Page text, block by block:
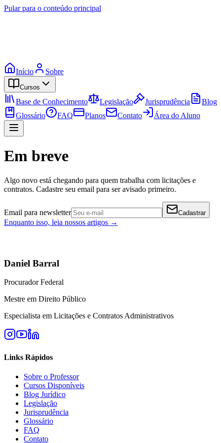
Pular para o conteúdo principal
Início Sobre
Cursos
Base de Conhecimento Legislação Jurisprudência
Blog
Glossário
FAQ Planos Contato Área do Aluno
Em breve
Algo novo está chegando para quem trabalha com licitações e
contratos. Cadastre seu email para ser avisado primeiro.
Email para newsletter Cadastrar
Enquanto isso, leia nossos artigos →
Daniel Barral
Procurador Federal
Mestre em Direito Público
Especialista em Licitações e Contratos Administrativos
Links Rápidos
Sobre o Professor
Cursos Disponíveis
Blog Jurídico
Legislação
Jurisprudência
Glossário
FAQ
Contato